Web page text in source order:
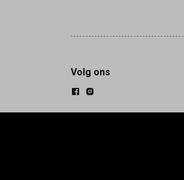
Volg ons